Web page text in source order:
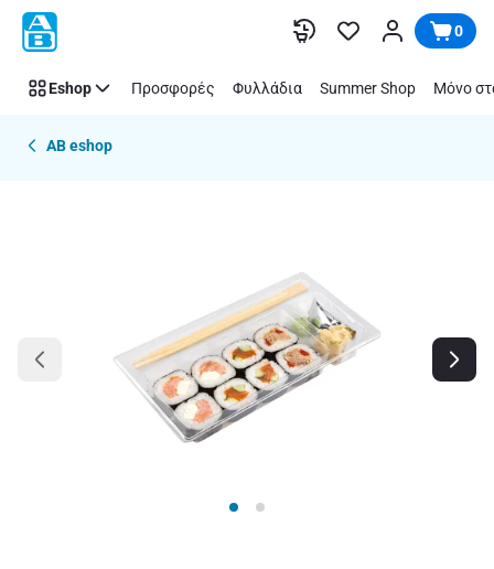
Παράλειψη 0
Eshop Προσφορές Φυλλάδια Summer Shop Μόνο
AB eshop